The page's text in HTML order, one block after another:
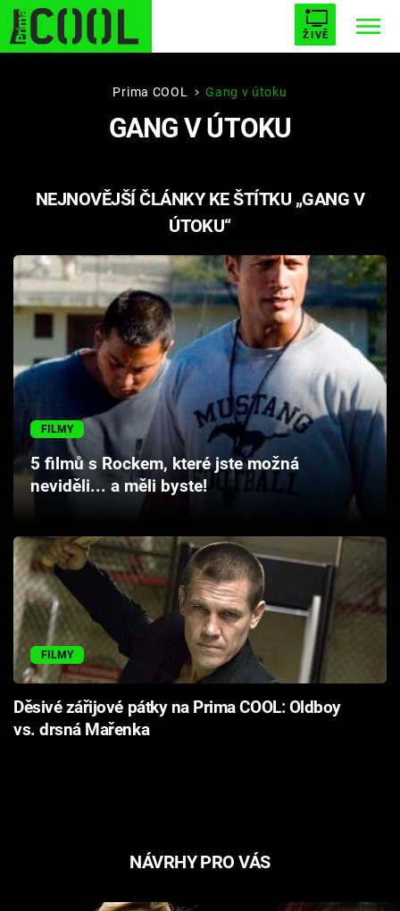
ŽIVĚ
STARHOUSE BUFFY, PŘEMOŽITELKA UPÍRŮ
PLNEJ KOTEL AVENGERS 5
Filmy
Seriály
Hry
Cool Esport
Pořady
Sledujte prima+
Přihlášení
Sledujte nás
Prima COOL Gang v útoku
GANG V ÚTOKU
NEJNOVĚJŠÍ ČLÁNKY KE ŠTÍTKU „GANG V
ÚTOKU“
FILMY
5 filmů s Rockem, které jste možná
neviděli... a měli byste!
FILMY
Děsivé zářijové pátky na Prima COOL: Oldboy
vs. drsná Mařenka
NÁVRHY PRO VÁS